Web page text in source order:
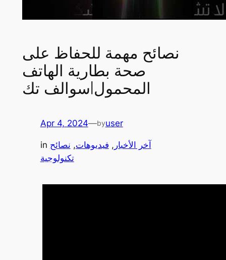
نصائح مهمة للحفاظ على
صحة بطارية الهاتف
المحمول|سوالف تك
Apr 4, 2024—byuser
in آخر الأخبار , فيديوهات, نصائح
تكنولوجية